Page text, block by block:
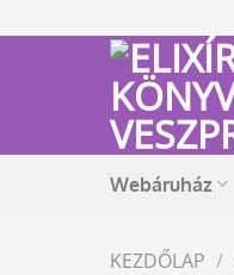
to
Webáruház
KEZDŐLAP /